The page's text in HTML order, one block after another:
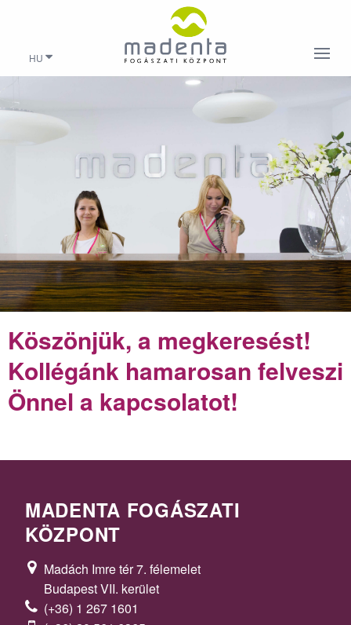
HU
Köszönjük, a megkeresést!
Kollégánk hamarosan felveszi
Önnel a kapcsolatot!
MADENTA FOGÁSZATI
KÖZPONT
Madách Imre tér 7. félemelet
Budapest VII. kerület
(+36) 1 267 1601